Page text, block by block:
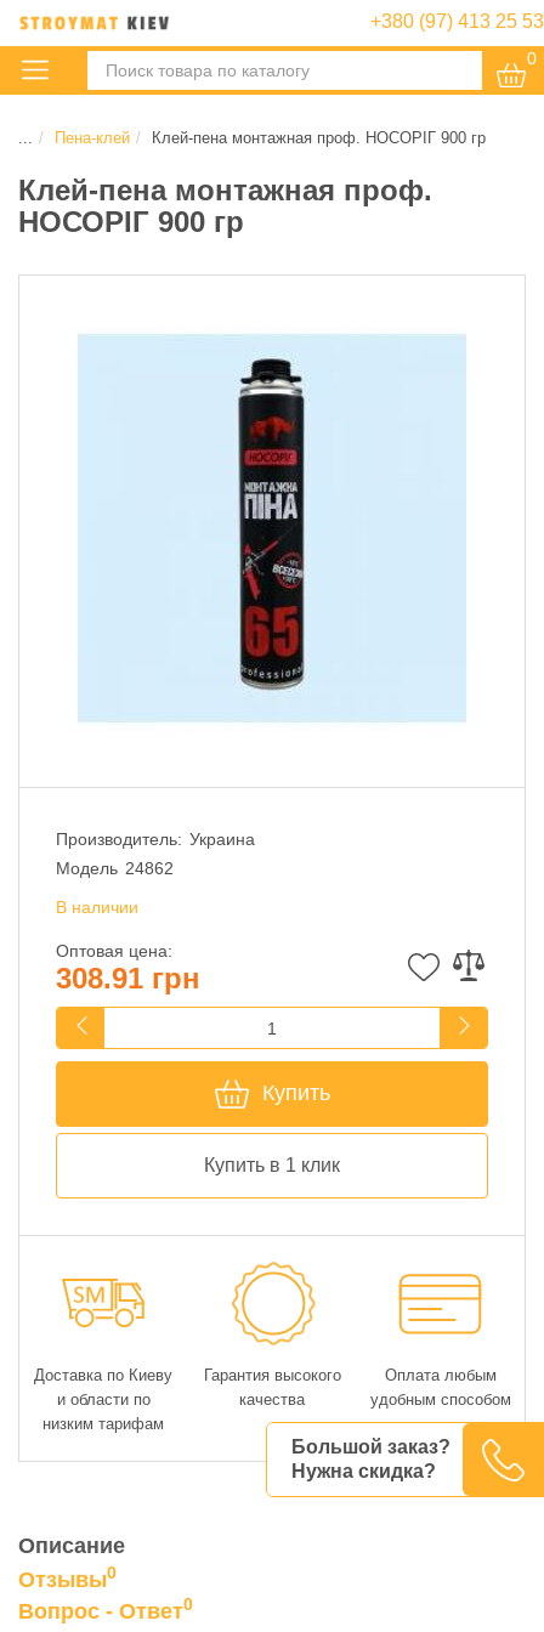
+380 (97) 413 25 53
0
Пена-клей Клей-пена монтажная проф. НОСОРІГ 900 гр
Клей-пена монтажная проф.
НОСОРІГ 900 гр
Производитель: Украина
Модель 24862
В наличии
Оптовая цена:
308.91 грн
Купить
Купить в 1 клик
Большой заказ?
Нужна скидка?
Доставка по Киеву
и области по
низким тарифам
Гарантия высокого
качества
Оплата любым
удобным способом
Описание
Отзывы0
Вопрос - Ответ0